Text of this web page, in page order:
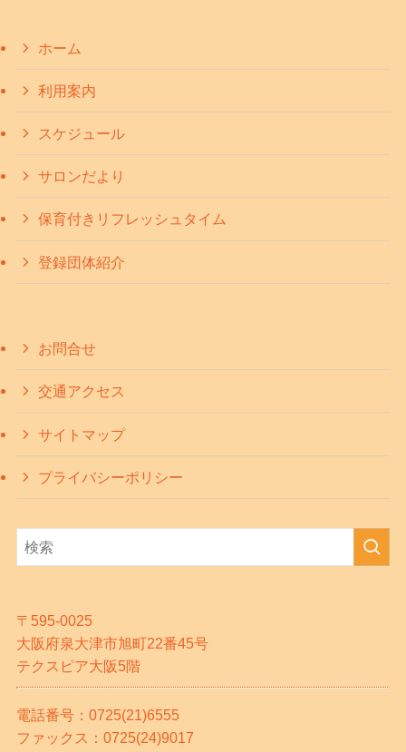
ホーム
利用案内
スケジュール
サロンだより
保育付きリフレッシュタイム
登録団体紹介
お問合せ
交通アクセス
サイトマップ
プライバシーポリシー
〒595-0025
大阪府泉大津市旭町22番45号
テクスピア大阪5階
電話番号：0725(21)6555
ファックス：0725(24)9017